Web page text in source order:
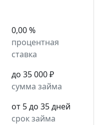
0,00 %
процентная
ставка
до 35 000 ₽
сумма займа
от 5 до 35 дней
срок займа